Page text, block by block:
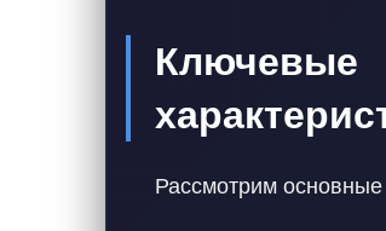
Ключевые
Рассмотрим